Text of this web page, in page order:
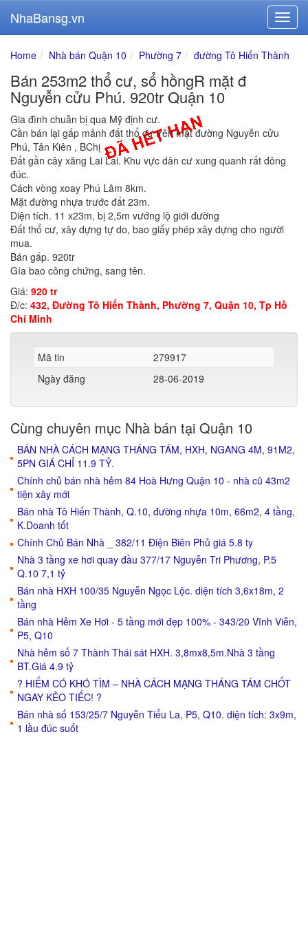
NhaBansg.vn
Home Nhà bán Quận 10 Phường 7 đường Tô Hiến Thành
Bán 253m2 thổ cư, sổ hồngR mặt đ
Nguyễn cửu Phú. 920tr Quận 10
Gia đình chuẫn bị qua Mỹ định cư.
Cần bán lại gấp mảnh đất thổ cư trên mặt đường Nguyễn cửu
Phú, Tân Kiên , BChị
Đất gần cây xăng Lai Lai. Khu vực dân cư xung quanh rất đông
đúc.
Cách vòng xoay Phú Lâm 8km.
Mặt đường nhựa trước đất 23m.
Diện tích. 11 x23m, bị 2,5m vướng lộ giới đường
Đất thổ cư, xây dựng tự do, bao giấy phép xây dựng cho người
mua.
Bán gấp. 920tr
Gía bao công chứng, sang tên.
Giá: 920 tr
Đ/c: 432, Đường Tô Hiến Thành, Phường 7, Quận 10, Tp Hồ
Chí Minh
Mã tin
279917
Ngày đăng
28-06-2019
Cùng chuyên mục Nhà bán tại Quận 10
BÁN NHÀ CÁCH MẠNG THÁNG TÁM, HXH, NGANG 4M, 91M2,
5PN GIÁ CHỈ 11.9 TỶ.
Chính chủ bán nhà hẻm 84 Hoà Hưng Quận 10 - nhà cũ 43m2
tiện xây mới
Bán nhà Tô Hiến Thành, Q.10, đường nhựa 10m, 66m2, 4 tầng,
K.Doanh tốt
Chính Chủ Bán Nhà _ 382/11 Điện Biên Phủ giá 5.8 ty
Nhà 3 tầng xe hơi quay đầu 377/17 Nguyễn Tri Phương, P.5
Q.10 7,1 tỷ
Bán nhà HXH 100/35 Nguyễn Ngọc Lộc. diện tích 3,6x18m, 2
tầng
Bán nhà Hẻm Xe Hơi - 5 tầng mới đẹp 100% - 343/20 Vĩnh Viễn,
P5, Q10
Nhà hẻm số 7 Thành Thái sát HXH. 3,8mx8,5m.Nhà 3 tầng
BT.Giá 4.9 tỷ
? HIẾM CÓ KHÓ TÌM – NHÀ CÁCH MẠNG THÁNG TÁM CHỐT
NGAY KẺO TIẾC! ?
Bán nhà số 153/25/7 Nguyễn Tiểu La, P5, Q10. diện tích: 3x9m,
1 lầu đúc suốt